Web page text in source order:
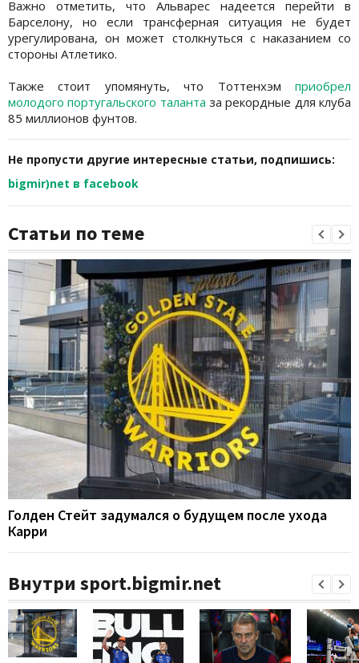
Важно отметить, что Альварес надеется перейти в
Барселону, но если трансферная ситуация не будет
урегулирована, он может столкнуться с наказанием со
стороны Атлетико.
Также стоит упомянуть, что Тоттенхэм приобрел
молодого португальского таланта за рекордные для клуба
85 миллионов фунтов.
Не пропусти другие интересные статьи, подпишись:
bigmir)net в facebook
Статьи по теме
Голден Стейт задумался о будущем после ухода
Карри
Внутри sport.bigmir.net